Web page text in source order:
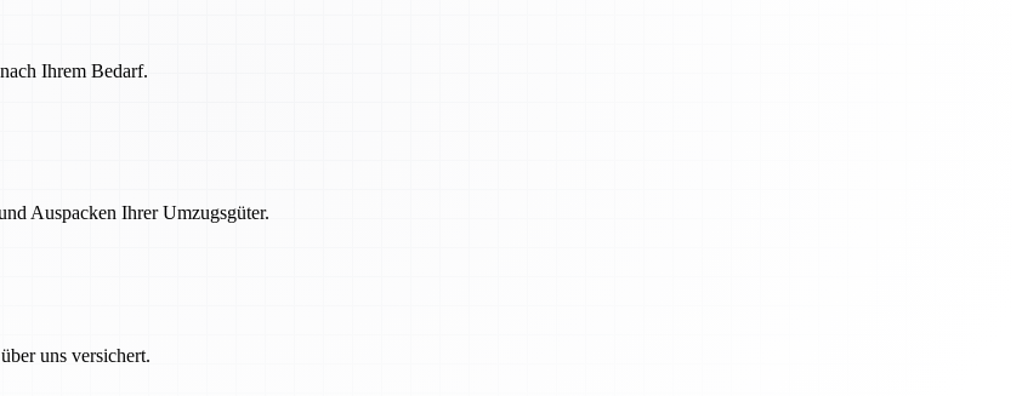
Ihrem Bedarf.
Auspacken Ihrer Umzugsgüter.
uns versichert.